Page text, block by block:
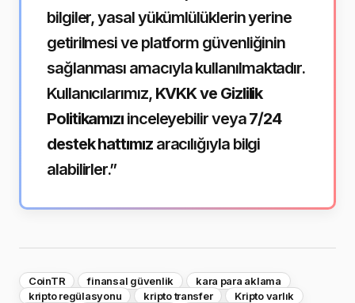
bilgiler, yasal yükümlülüklerin yerine
getirilmesi ve platform güvenliğinin
sağlanması amacıyla kullanılmaktadır.
Kullanıcılarımız, KVKK ve Gizlilik
Politikamızı inceleyebilir veya7/24
destek hattımızaracılığıyla bilgi
alabilirler.”
CoinTR finansal güvenlik
kara para aklama
kripto regülasyonu
kripto transfer
Kripto varlık